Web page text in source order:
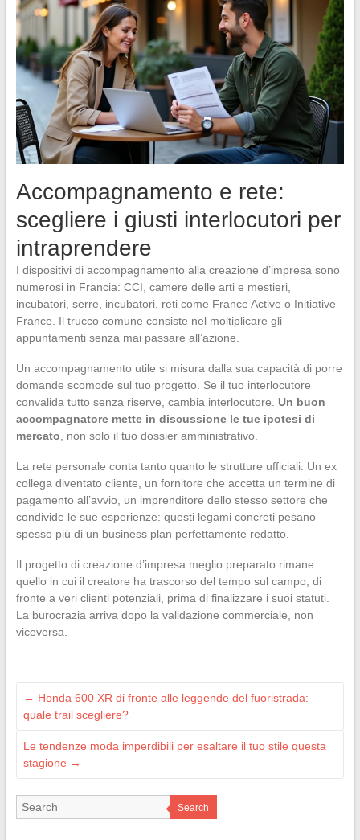
Accompagnamento e rete:
scegliere i giusti interlocutori per
intraprendere
I dispositivi di accompagnamento alla creazione d’impresa sono
numerosi in Francia: CCI, camere delle arti e mestieri,
incubatori, serre, incubatori, reti come France Active o Initiative
France. Il trucco comune consiste nel moltiplicare gli
appuntamenti senza mai passare all’azione.
Un accompagnamento utile si misura dalla sua capacità di porre
domande scomode sul tuo progetto. Se il tuo interlocutore
convalida tutto senza riserve, cambia interlocutore. Un buon
accompagnatore mette in discussione le tue ipotesi di
mercato, non solo il tuo dossier amministrativo.
La rete personale conta tanto quanto le strutture ufficiali. Un ex
collega diventato cliente, un fornitore che accetta un termine di
pagamento all’avvio, un imprenditore dello stesso settore che
condivide le sue esperienze: questi legami concreti pesano
spesso più di un business plan perfettamente redatto.
Il progetto di creazione d’impresa meglio preparato rimane
quello in cui il creatore ha trascorso del tempo sul campo, di
fronte a veri clienti potenziali, prima di finalizzare i suoi statuti.
La burocrazia arriva dopo la validazione commerciale, non
viceversa.
← Honda 600 XR di fronte alle leggende del fuoristrada:
quale trail scegliere?
Le tendenze moda imperdibili per esaltare il tuo stile questa
stagione →
Search